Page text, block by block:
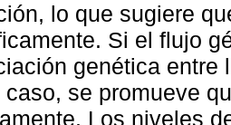
lo que sugiere
Si el flujo
genética entre
caso, se promueve
Los niveles